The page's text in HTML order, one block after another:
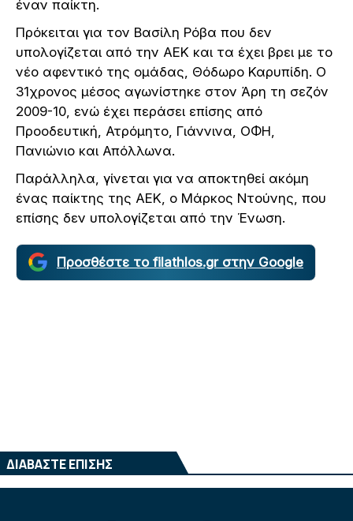
έναν παίκτη.
Πρόκειται για τον Βασίλη Ρόβα που δεν
υπολογίζεται από την ΑΕΚ και τα έχει βρει με το
νέο αφεντικό της ομάδας, Θόδωρο Καρυπίδη. Ο
31χρονος μέσος αγωνίστηκε στον Άρη τη σεζόν
2009-10, ενώ έχει περάσει επίσης από
Προοδευτική, Ατρόμητο, Γιάννινα, ΟΦΗ,
Πανιώνιο και Απόλλωνα.
Παράλληλα, γίνεται για να αποκτηθεί ακόμη
ένας παίκτης της ΑΕΚ, ο Μάρκος Ντούνης, που
επίσης δεν υπολογίζεται από την Ένωση.
Προσθέστε το filathlos.gr στην Google
ΔΙΑΒΑΣΤΕ ΕΠΙΣΗΣ